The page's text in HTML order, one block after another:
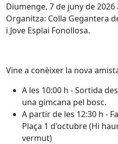
Diumenge, 7 de juny de 2026
Organitza: Colla Gegantera
i Jove Esplai Fonollosa.
Vine a conèixer la nova
A les 10:00 h - Sortida
una gimcana pel bosc.
A partir de les 12:30 h -
Plaça 1 d'octubre (Hi
vermut)